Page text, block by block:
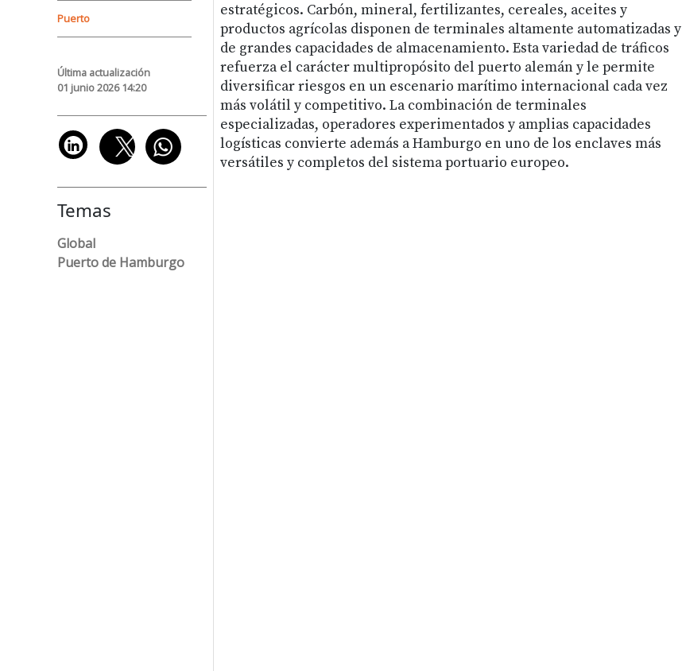
Puerto
Última actualización
01 junio 2026 14:20
Temas
Global
Puerto de Hamburgo
estratégicos. Carbón, mineral, fertilizantes, cereales, aceites y
productos agrícolas disponen de terminales altamente automatizadas y
de grandes capacidades de almacenamiento. Esta variedad de tráficos
refuerza el carácter multipropósito del puerto alemán y le permite
diversificar riesgos en un escenario marítimo internacional cada vez
más volátil y competitivo. La combinación de terminales
especializadas, operadores experimentados y amplias capacidades
logísticas convierte además a Hamburgo en uno de los enclaves más
versátiles y completos del sistema portuario europeo.